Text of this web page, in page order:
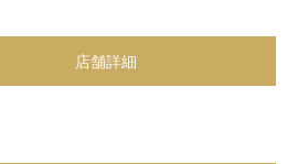
店舗詳細